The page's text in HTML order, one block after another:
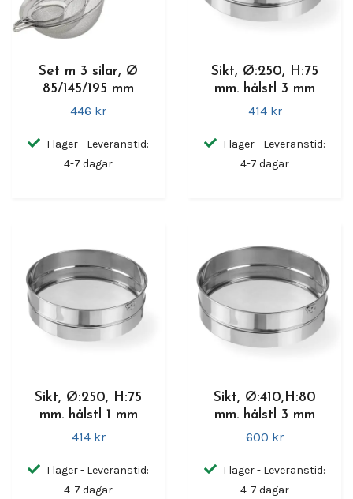
Set m 3 silar, Ø
85/145/195 mm
446 kr
I lager - Leveranstid:
4-7 dagar
Sikt, Ø:250, H:75
mm. hålstl 3 mm
414 kr
I lager - Leveranstid:
4-7 dagar
Sikt, Ø:250, H:75
mm. hålstl 1 mm
414 kr
I lager - Leveranstid:
4-7 dagar
Sikt, Ø:410,H:80
mm. hålstl 3 mm
600 kr
I lager - Leveranstid:
4-7 dagar